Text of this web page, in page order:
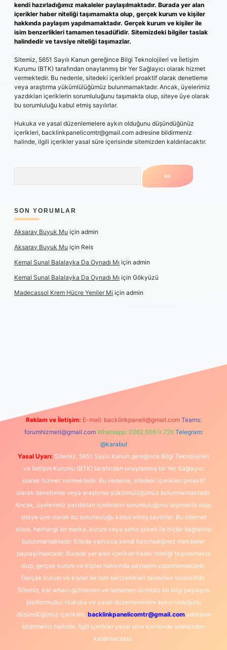
kendi hazırladığımız makaleler paylaşılmaktadır. Burada yer alan
içerikler haber niteliği taşımamakta olup, gerçek kurum ve kişiler
hakkında paylaşım yapılmamaktadır. Gerçek kurum ve kişiler ile
isim benzerlikleri tamamen tesadüfidir. Sitemizdeki bilgiler taslak
halindedir ve tavsiye niteliği taşımazlar.
Sitemiz, 5651 Sayılı Kanun gereğince Bilgi Teknolojileri ve İletişim
Kurumu (BTK) tarafından onaylanmış bir Yer Sağlayıcı olarak hizmet
vermektedir. Bu nedenle, sitedeki içerikleri proaktif olarak denetleme
veya araştırma yükümlülüğümüz bulunmamaktadır. Ancak, üyelerimiz
yazdıkları içeriklerin sorumluluğunu taşımakta olup, siteye üye olarak
bu sorumluluğu kabul etmiş sayılırlar.
Hukuka ve yasal düzenlemelere aykırı olduğunu düşündüğünüz
içerikleri, backlinkpanelicomtr@gmail.com adresine bildirmeniz
halinde, ilgili içerikler yasal süre içerisinde sitemizden kaldırılacaktır.
SON YORUMLAR
Aksaray Buyuk Mu için admin
Aksaray Buyuk Mu için Reis
Kemal Sunal Balalayka Da Oynadı Mı için admin
Kemal Sunal Balalayka Da Oynadı Mı için Gökyüzü
Madecassol Krem Hücre Yeniler Mi için admin
Reklam ve İletişim: E-mail: backlinkpaneli@gmail.com Teams:
forumhizmeti@gmail.com Whatsapp: 0262 606 0 726 Telegram:
@karabul
Yasal Uyarı: Sitemiz, 5651 Sayılı Kanun gereğince Bilgi Teknolojileri
ve İletişim Kurumu (BTK) tarafından onaylanmış bir Yer Sağlayıcı
olarak hizmet vermektedir. Bu nedenle, sitedeki içerikleri proaktif
olarak denetleme veya araştırma yükümlülüğümüz bulunmamaktadır.
Ancak, üyelerimiz yazdıkları içeriklerin sorumluluğunu taşımakta olup,
siteye üye olarak bu sorumluluğu kabul etmiş sayılırlar. Bu internet
sitesi, herhangi bir marka, kurum veya şahıs şirketi ile hiçbir bağlantısı
bulunmamaktadır. Sitede yalnızca kendi hazırladığımız makaleler
paylaşılmaktadır. Burada yer alan içerikler haber niteliği taşımamakta
olup, gerçek kurum ve kişiler hakkında paylaşım yapılmamaktadır.
Gerçek kurum ve kişiler ile isim benzerlikleri tamamen tesadüfidir.
Sitemiz, kar amacı gütmeyen ve tamamen ücretsiz bir bilgi paylaşım
platformudur. Hukuka ve yasal düzenlemelere aykırı olduğunu
düşündüğünüz içerikleri, backlinkpanelicomtr@gmail.comadresine
bildirmeniz halinde, ilgili içerikler yasal süre içerisinde sitemizden
kaldırılacaktır.